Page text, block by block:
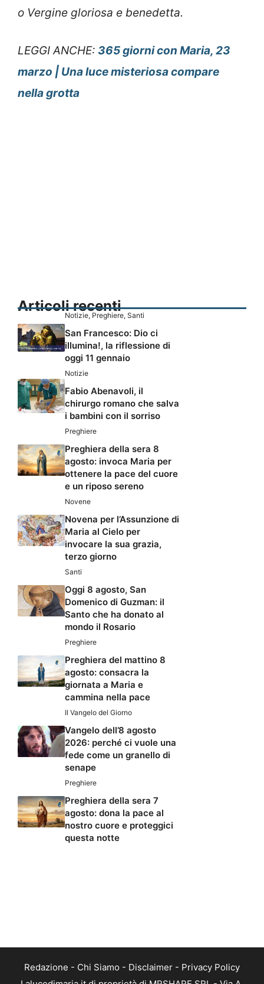
o Vergine gloriosa e benedetta.
LEGGI ANCHE: 365 giorni con Maria, 23
marzo | Una luce misteriosa compare
nella grotta
Articoli recenti
Notizie, Preghiere, Santi
San Francesco: Dio ci
illumina!, la riflessione di
oggi 11 gennaio
Notizie
Fabio Abenavoli, il
chirurgo romano che salva
i bambini con il sorriso
Preghiere
Preghiera della sera 8
agosto: invoca Maria per
ottenere la pace del cuore
e un riposo sereno
Novene
Novena per l’Assunzione di
Maria al Cielo per
invocare la sua grazia,
terzo giorno
Santi
Oggi 8 agosto, San
Domenico di Guzman: il
Santo che ha donato al
mondo il Rosario
Preghiere
Preghiera del mattino 8
agosto: consacra la
giornata a Maria e
cammina nella pace
Il Vangelo del Giorno
Vangelo dell’8 agosto
2026: perché ci vuole una
fede come un granello di
senape
Preghiere
Preghiera della sera 7
agosto: dona la pace al
nostro cuore e proteggici
questa notte
Redazione - Chi Siamo - Disclaimer - Privacy Policy